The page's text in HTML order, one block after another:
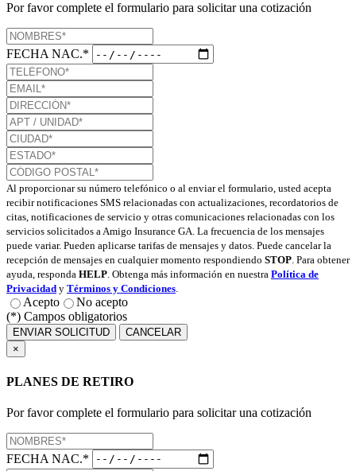
Por favor complete el formulario para solicitar una cotización
FECHA NAC.*
Al proporcionar su número telefónico o al enviar el formulario, usted acepta
recibir notificaciones SMS relacionadas con actualizaciones, recordatorios de
citas, notificaciones de servicio y otras comunicaciones relacionadas con los
servicios solicitados a Amigo Insurance GA. La frecuencia de los mensajes
puede variar. Pueden aplicarse tarifas de mensajes y datos. Puede cancelar la
recepción de mensajes en cualquier momento respondiendo STOP. Para obtener
ayuda, responda HELP. Obtenga más información en nuestra Política de
Privacidad y Términos y Condiciones.
Acepto
No acepto
(*) Campos obligatorios
ENVIAR SOLICITUD
CANCELAR
×
PLANES DE RETIRO
Por favor complete el formulario para solicitar una cotización
FECHA NAC.*